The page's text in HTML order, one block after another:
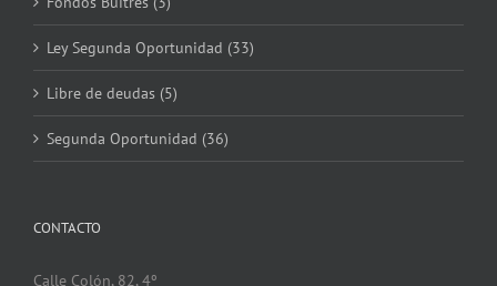
Ley Segunda Oportunidad (33)
Libre de deudas (5)
Segunda Oportunidad (36)
CONTACTO
Calle Colón, 82, 4º